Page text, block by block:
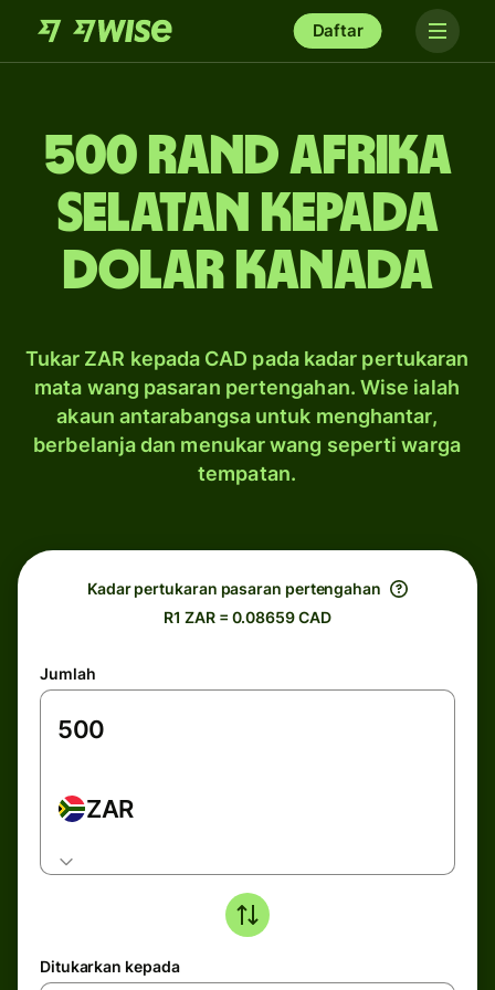
Daftar
500 rand Afrika
Selatan kepada
dolar Kanada
Tukar ZAR kepada CAD pada kadar pertukaran
mata wang pasaran pertengahan. Wise ialah
akaun antarabangsa untuk menghantar,
berbelanja dan menukar wang seperti warga
tempatan.
Kadar pertukaran pasaran pertengahan
R1 ZAR = 0.08659 CAD
Jumlah
ZAR
Ditukarkan kepada